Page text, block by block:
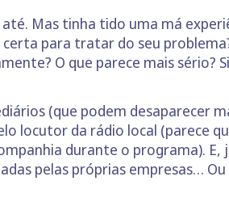
Mas tinha tido uma má
para tratar do seu
O que parece mais sério?
(que podem desaparecer
locutor da rádio local (parece
durante o programa). E,
pelas próprias empresas… Ou